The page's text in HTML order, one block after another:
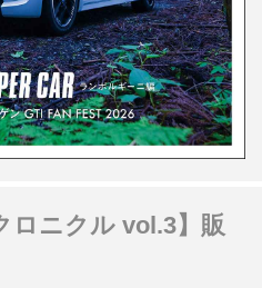
ロニクル vol.3】販